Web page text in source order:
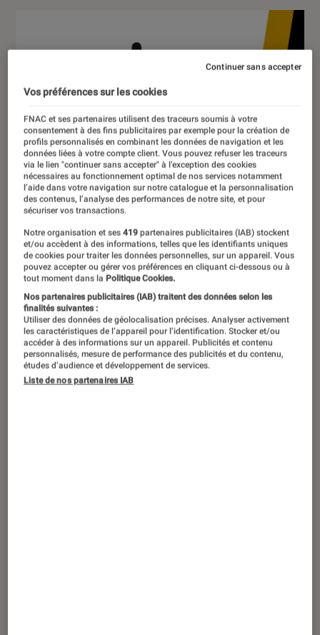
Devialet : l’histoire, les origines et tout
ce qu’il faut savoir sur la marque
DÉCRYPTAGE
Son • 17 août. 2023
Vos préférences sur les cookies
FNAC et ses partenaires utilisent des traceurs soumis à votre
consentement à des fins publicitaires par exemple pour la création de
profils personnalisés en combinant les données de navigation et les
données liées à votre compte client. Vous pouvez refuser les traceurs
via le lien "continuer sans accepter" à l’exception des cookies
nécessaires au fonctionnement optimal de nos services notamment
l’aide dans votre navigation sur notre catalogue et la personnalisation
des contenus, l’analyse des performances de notre site, et pour
sécuriser vos transactions.
Notre organisation et ses419 partenaires publicitaires (IAB) stockent
et/ou accèdent à des informations, telles que les identifiants uniques
de cookies pour traiter les données personnelles, sur un appareil. Vous
pouvez accepter ou gérer vos préférences en cliquant ci-dessous ou à
tout moment dans la Politique Cookies.
Nos partenaires publicitaires (IAB) traitent des données selon les
finalités suivantes :
Utiliser des données de géolocalisation précises. Analyser activement
les caractéristiques de l’appareil pour l’identification. Stocker et/ou
accéder à des informations sur un appareil. Publicités et contenu
personnalisés, mesure de performance des publicités et du contenu,
études d’audience et développement de services.
Liste de nos partenaires IAB
Continuer sans accepter